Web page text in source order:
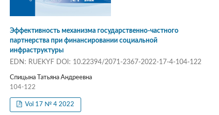
Эффективность механизма государственно-частного
партнерства при финансировании социальной
инфраструктуры
EDN: RUEKYF DOI: 10.22394/2071-2367-2022-17-4-104-122
Спицына Татьяна Андреевна
104-122
Vol 17 № 4 2022